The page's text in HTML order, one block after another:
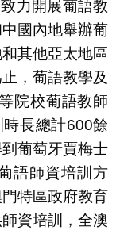
力開展葡語教
國內地舉辦葡
其他亞太地區
，葡語教學及
院校葡語教師
長總計600餘
葡萄牙賈梅士
語師資培訓方
特區政府教育
資培訓，全澳